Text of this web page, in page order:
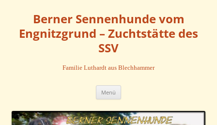
springenBerner Sennenhunde vom
Engnitzgrund – Zuchtstätte des
SSV
Familie Luthardt aus Blechhammer
Menü